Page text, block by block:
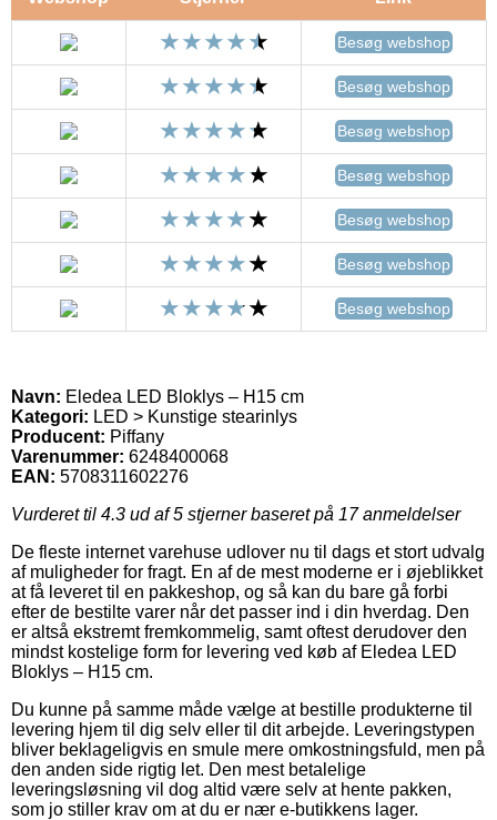
Besøg webshop
Besøg webshop
Besøg webshop
Besøg webshop
Besøg webshop
Besøg webshop
Besøg webshop
Navn: Eledea LED Bloklys – H15 cm
Kategori: LED > Kunstige stearinlys
Producent: Piffany
Varenummer: 6248400068
EAN: 5708311602276
Vurderet til 4.3 ud af 5 stjerner baseret på 17anmeldelser
De fleste internet varehuse udlover nu til dags et stort udvalg
af muligheder for fragt. En af de mest moderne er i øjeblikket
at få leveret til en pakkeshop, og så kan du bare gå forbi
efter de bestilte varer når det passer ind i din hverdag. Den
er altså ekstremt fremkommelig, samt oftest derudover den
mindst kostelige form for levering ved køb af Eledea LED
Bloklys – H15 cm.
Du kunne på samme måde vælge at bestille produkterne til
levering hjem til dig selv eller til dit arbejde. Leveringstypen
bliver beklageligvis en smule mere omkostningsfuld, men på
den anden side rigtig let. Den mest betalelige
leveringsløsning vil dog altid være selv at hente pakken,
som jo stiller krav om at du er nær e-butikkens lager.